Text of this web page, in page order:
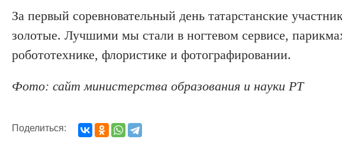
За первый соревновательный день татарстанские
золотые. Лучшими мы стали в ногтевом сервисе,
робототехнике, флористике и фотографировании.
Фото: сайт министерства образования и науки РТ
Поделиться: